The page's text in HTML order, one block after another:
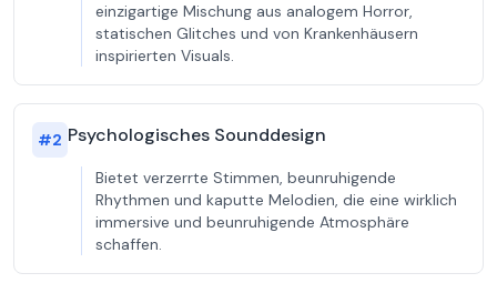
einzigartige Mischung aus analogem Horror,
statischen Glitches und von Krankenhäusern
inspirierten Visuals.
#2 Psychologisches Sounddesign
Bietet verzerrte Stimmen, beunruhigende
Rhythmen und kaputte Melodien, die eine wirklich
immersive und beunruhigende Atmosphäre
schaffen.